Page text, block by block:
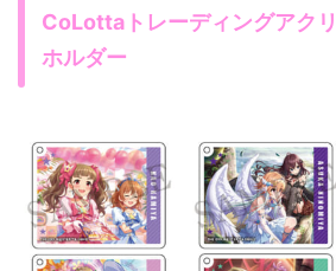
CoLottaトレーディングアク
ホルダー